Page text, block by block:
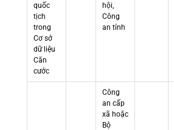
quốc
tịch
trong
Cơ sở
dữ liệu
Căn
cước
hội,
Công
an tỉnh
Công
an cấp
xã hoặc
Bộ